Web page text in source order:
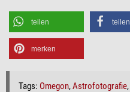
teilen teilen
merken
Tags: Omegon,Astrofotografie,